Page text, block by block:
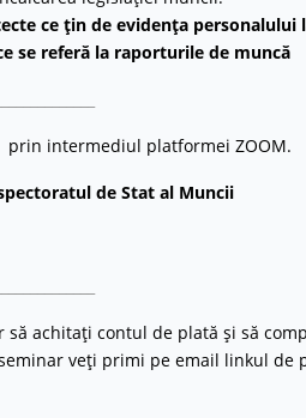
ce țin de evidența personalului
se referă la raporturile de muncă
prin intermediul platformei ZOOM.
de Stat al Muncii
să achitaţi contul de plată şi să
veți primi pe email linkul de